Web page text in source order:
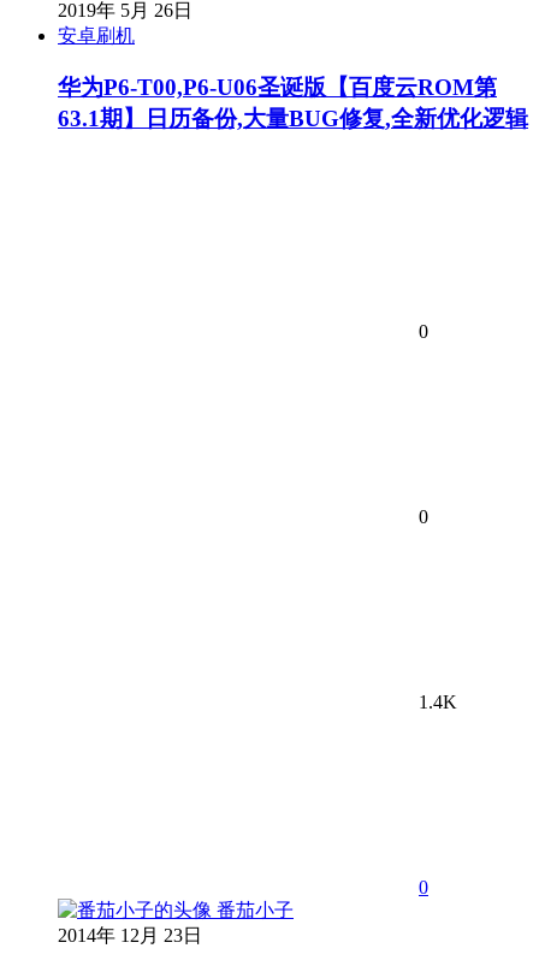
2019年 5月 26日
安卓刷机
华为P6-T00,P6-U06圣诞版【百度云ROM第
63.1期】日历备份,大量BUG修复,全新优化逻辑
0
0
1.4K
0
番茄小子
2014年 12月 23日